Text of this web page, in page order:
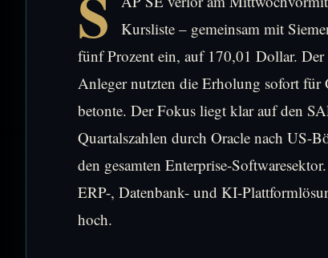
Kursliste – gemeinsam mit
fünf Prozent ein, auf 170,01 Dollar.
Anleger nutzten die Erholung sofort
betonte. Der Fokus liegt klar auf den
Quartalszahlen durch Oracle nach US-
den gesamten Enterprise-
ERP-, Datenbank- und KI-
hoch.